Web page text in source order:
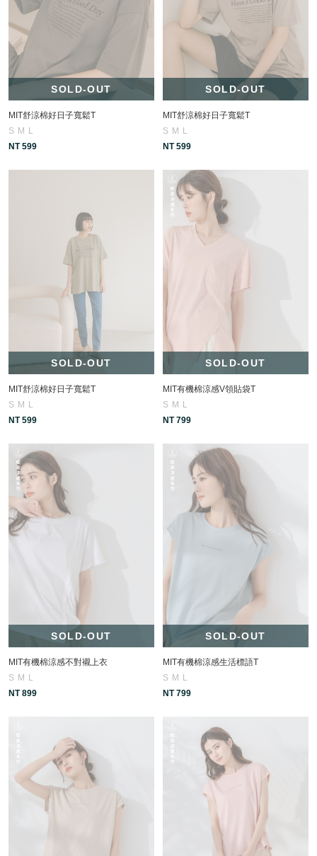
SOLD-OUT
MIT舒涼棉好日子寬鬆T
S M
L
NT 599
SOLD-OUT
MIT舒涼棉好日子寬鬆T
S M
L
NT 599
SOLD-OUT
MIT舒涼棉好日子寬鬆T
S M L
NT 599
SOLD-OUT
MIT有機棉涼感V領貼袋T
S M L
NT 799
SOLD-OUT
MIT有機棉涼感不對襯上衣
S M
L
NT 899
SOLD-OUT
MIT有機棉涼感生活標語T
S M
L
NT 799